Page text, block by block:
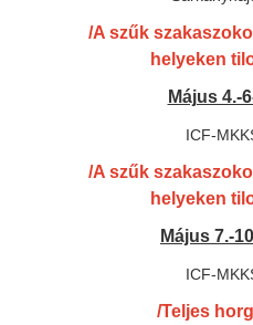
/A szűk
helyeken
Május 4.-
ICF-
/A szűk
helyeken
Május 7.-
ICF-
/Teljes